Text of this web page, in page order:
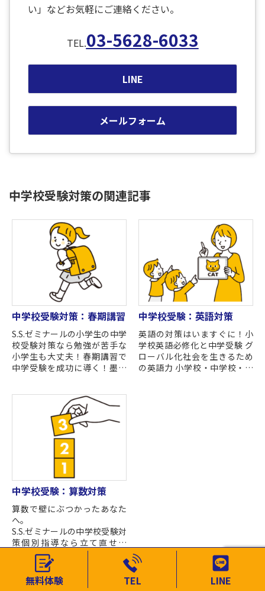
い」などお気軽にご連絡ください。
TEL.03-5628-6033
LINE
メールフォーム
中学校受験対策の関連記事
中学校受験対策：春期講習
S.S.ゼミナールの小学生の中学
校受験対策なら勉強が苦手な
小学生も大丈夫！春期講習で
中学受験を成功に導く！墨田
講習で、中学受験...
中学校受験：英語対策
英語の対策はいますぐに！小
学校英語必修化と中学受験 グ
ローバル化社会を生きるため
の英語力 小学校・中学校・高
中学校受験：算数対策
算数で壁にぶつかったあなた
へ。
S.S.ゼミナールの中学校受験対
策個別指導なら立て直せま
す！ 多くの中学校受験で算数
は必須科目であり、英語、国
語と並び、合格への鍵を握り
ます。
無料体験 TEL LINE